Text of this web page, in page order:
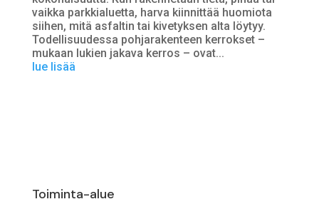
vaikka parkkialuetta, harva kiinnittää huomiota
siihen, mitä asfaltin tai kivetyksen alta löytyy.
Todellisuudessa pohjarakenteen kerrokset –
mukaan lukien jakava kerros – ovat...
lue lisää
Toiminta-alue